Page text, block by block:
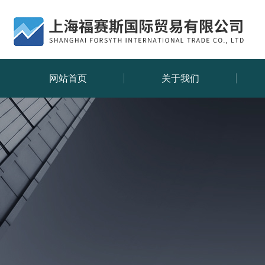
网站首页 关于我们